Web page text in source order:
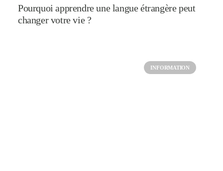
Pourquoi apprendre une langue étrangère peut
changer votre vie ?
INFORMATION